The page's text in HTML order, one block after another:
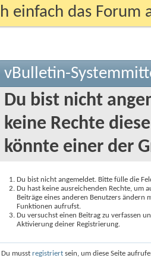
einfach das
vBulletin-
Du bist nicht
keine Rechte
könnte einer der
Du bist nicht angemeldet. Bitte fülle die
Du hast keine ausreichenden Rechte, um
Beiträge eines anderen Benutzers
Funktionen aufrufst.
Du versuchst einen Beitrag zu verfassen
Aktivierung deiner Registrierung.
Du musst registriert sein, um diese Seite